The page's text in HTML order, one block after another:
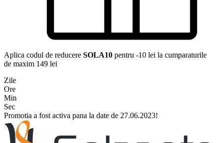
Aplica codul de reducere SOLA10 pentru -10 lei la cumparaturile
de maxim 149 lei
Zile
Ore
Min
Sec
Promotia a fost activa pana la date de 27.06.2023!